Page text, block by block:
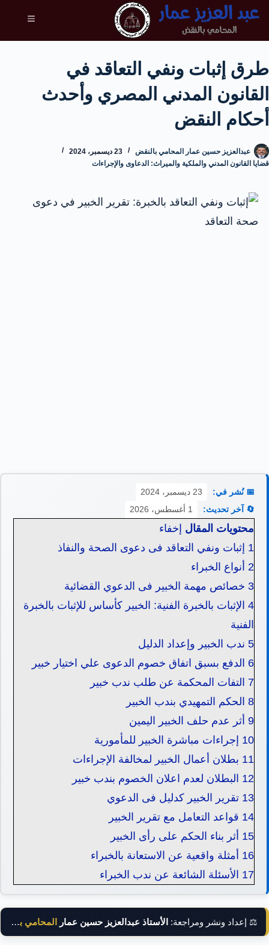
طرق إثبات ونفي التعاقد في
القانون المدني المصري وأحدث
أحكام النقض
عبدالعزيز حسين عمار المحامي بالنقض
23 ديسمبر، 2024
قضايا القانون المدني والملكية والميراث: الدعاوى والإجراءات
📅 نُشر في:
23 ديسمبر، 2024
🔄 آخر تحديث:
1 أغسطس، 2026
محتويات المقال إخفاء
1 إثبات ونفي التعاقد فى دعوى الصحة والنفاذ
2 أنواع الخبراء
3 خصائص مهمة الخبير فى الدعوي القضائية
4 الإثبات بالخبرة الفنية: الخبير كأساس للإثبات بالخبرة
الفنية
5 ندب الخبير وإعداد الدليل
6 الدفع بسبق اتفاق خصوم الدعوى علي اختيار خبير
7 التفات المحكمة عن طلب ندب خبير
8 الحكم التمهيدي بندب الخبير
9 أثر عدم حلف الخبير اليمين
10 إجراءات مباشرة الخبير للمأمورية
11 بطلان أعمال الخبير لمخالفة الإجراءات
12 البطلان لعدم اعلان الخصوم بندب خبير
13 تقرير الخبير كدليل فى الدعوي
14 قواعد التعامل مع تقرير الخبير
15 أثر بناء الحكم على رأى الخبير
16 أمثلة واقعية عن الاستعانة بالخبراء
17 الأسئلة الشائعة عن ندب الخبراء
⚖️ إعداد ونشر ومراجعة: الأستاذ عبدالعزيز حسين عمار المحامي بالنقض